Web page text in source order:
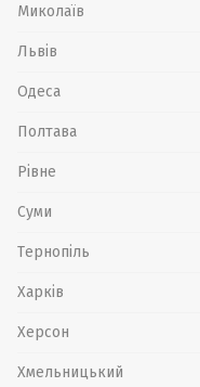
Миколаїв
Львів
Одеса
Полтава
Рівне
Суми
Тернопіль
Харків
Херсон
Хмельницький